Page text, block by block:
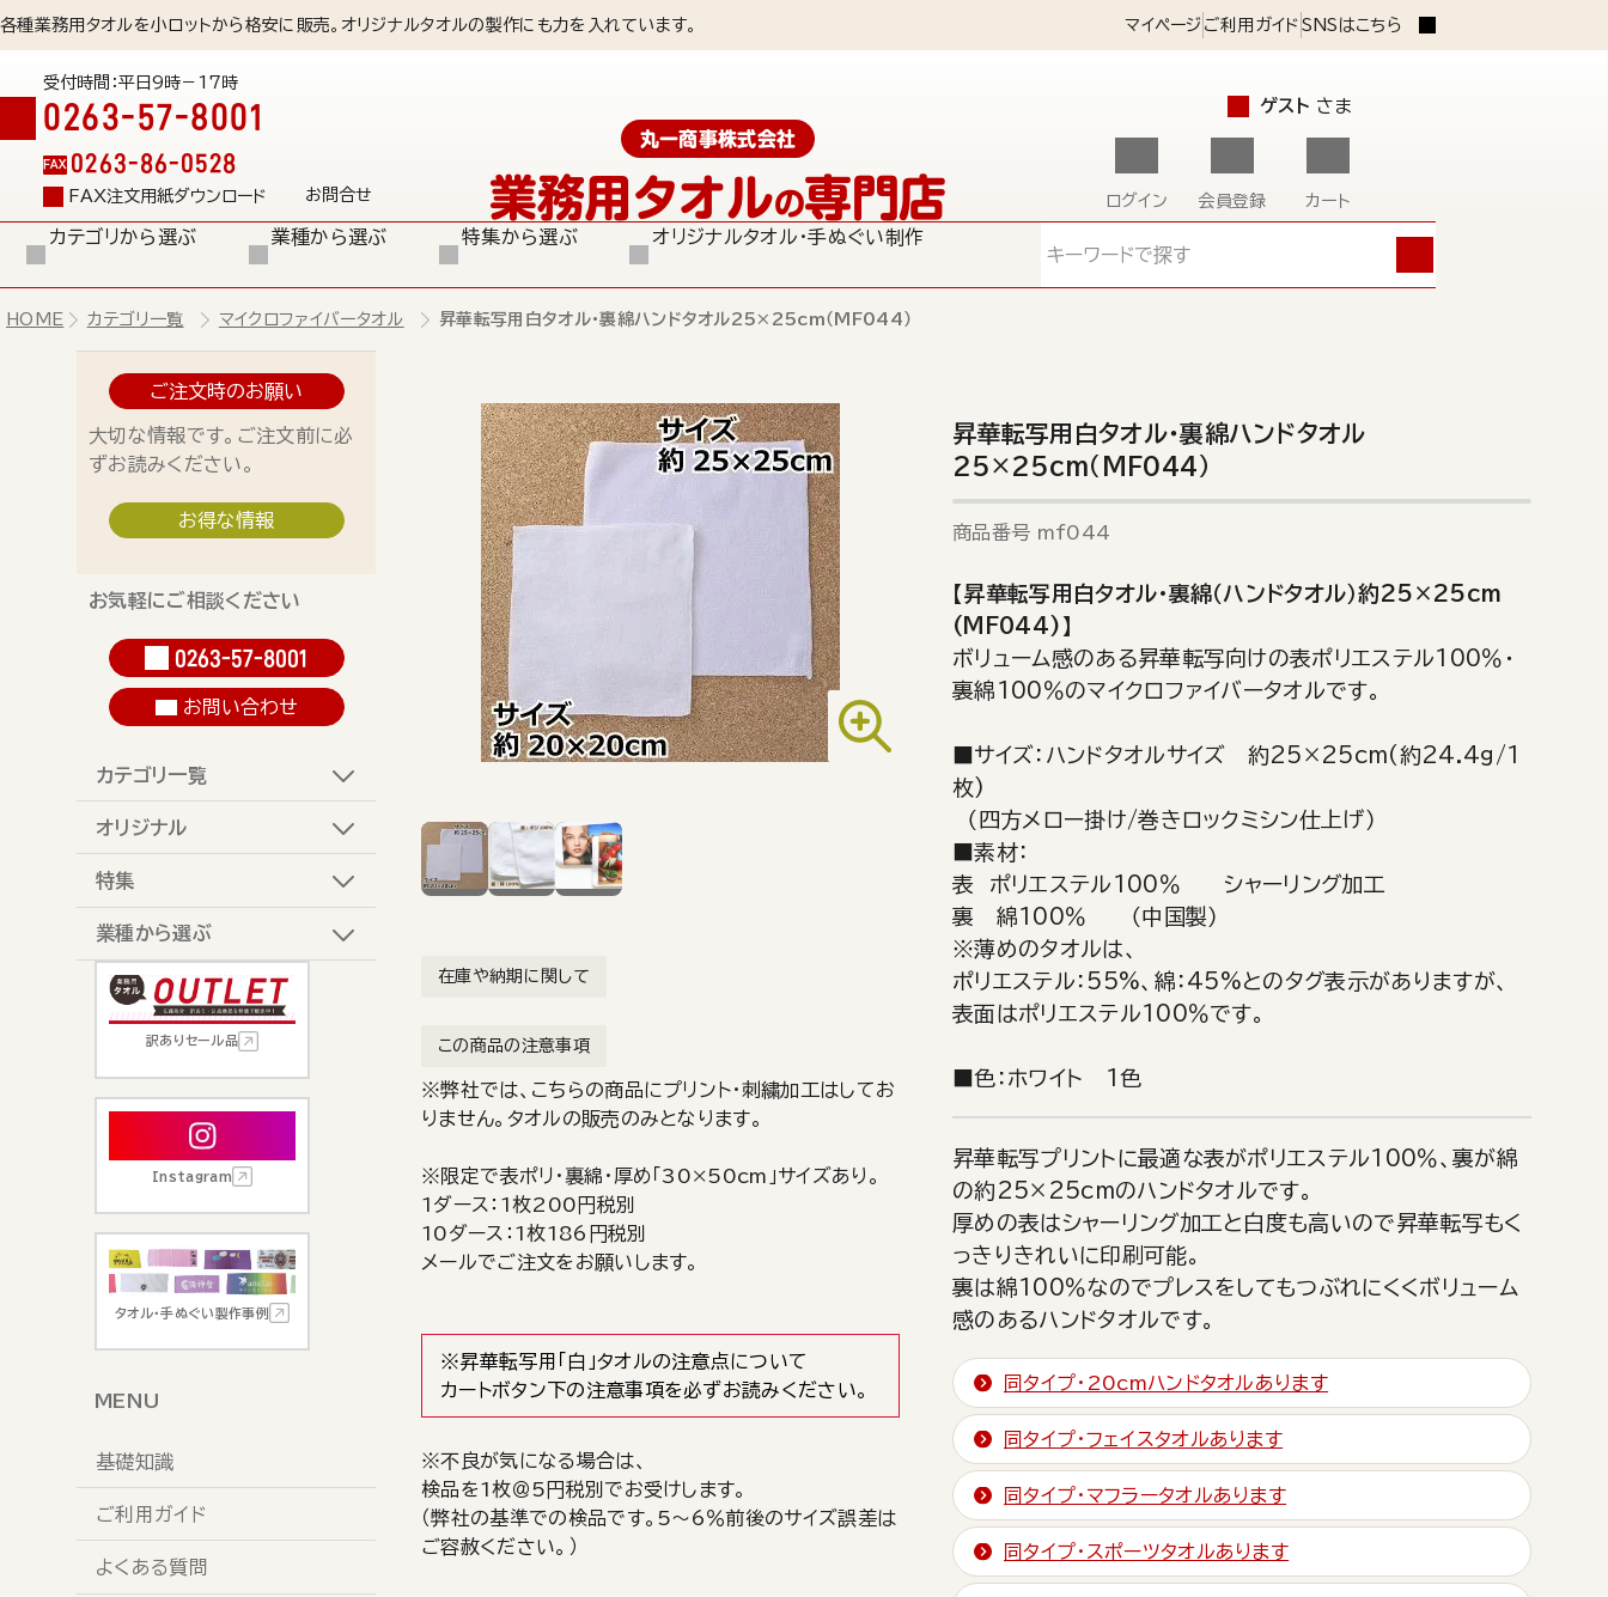
各種業務用タオルを小ロットから格安に販売。オリジナルタオルの製作にも力を入れています。 マイページ ご利用ガイド SNSはこちら
受付時間：平日9時－17時
0263-57-8001
FAX 0263-86-0528
FAX注文用紙ダウンロード お問合せ
丸一商事株式会社
業務用タオルの専門店
ゲスト さま
ログイン 会員登録 カート
カテゴリから選ぶ 業種から選ぶ 特集から選ぶ
オリジナルタオル・手ぬぐい制作
HOME カテゴリ一覧 マイクロファイバータオル 昇華転写用白タオル・裏綿ハンドタオル25×25cm（MF044）
ご注文時のお願い
大切な情報です。ご注文前に必
ずお読みください。
お得な情報
お気軽にご相談ください
0263-57-8001
お問い合わせ
カテゴリ一覧
オリジナル
特集
業種から選ぶ
訳ありセール品
Instagram
タオル・手ぬぐい製作事例
MENU
基礎知識
ご利用ガイド
よくある質問
在庫や納期に関して
この商品の注意事項
※弊社では、こちらの商品にプリント・刺繍加工はしてお
りません。タオルの販売のみとなります。
※限定で表ポリ・裏綿・厚め「30×50cm」サイズあり。
1ダース：1枚200円税別
10ダース：1枚186円税別
メールでご注文をお願いします。
※昇華転写用「白」タオルの注意点について
カートボタン下の注意事項を必ずお読みください。
※不良が気になる場合は、
検品を1枚＠5円税別でお受けします。
（弊社の基準での検品です。5～6％前後のサイズ誤差は
ご容赦ください。）
昇華転写用白タオル・裏綿ハンドタオル
25×25cm（MF044）
商品番号 mf044
【昇華転写用白タオル・裏綿（ハンドタオル）約25×25cm
(MF044)】
ボリューム感のある昇華転写向けの表ポリエステル100％・
裏綿100％のマイクロファイバータオルです。
■サイズ：ハンドタオルサイズ 約25×25cm(約24.4g/1
枚)
（四方メロー掛け/巻きロックミシン仕上げ）
■素材：
表 ポリエステル100％ シャーリング加工
裏 綿100％ （中国製）
※薄めのタオルは、
ポリエステル：55%、綿：45%とのタグ表示がありますが、
表面はポリエステル100％です。
■色：ホワイト 1色
昇華転写プリントに最適な表がポリエステル100％、裏が綿
の約25×25cmのハンドタオルです。
厚めの表はシャーリング加工と白度も高いので昇華転写もく
っきりきれいに印刷可能。
裏は綿100％なのでプレスをしてもつぶれにくくボリューム
感のあるハンドタオルです。
同タイプ・20cmハンドタオルあります
同タイプ・フェイスタオルあります
同タイプ・マフラータオルあります
同タイプ・スポーツタオルあります